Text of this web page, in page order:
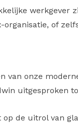
werkgever
of
van onze
uitgesproken
de uitrol van